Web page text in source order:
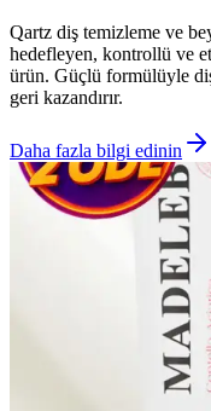
Qartz diş temizleme ve
hedefleyen, kontrollü ve
ürün. Güçlü formülüyle
geri kazandırır.
Daha fazla bilgi edinin